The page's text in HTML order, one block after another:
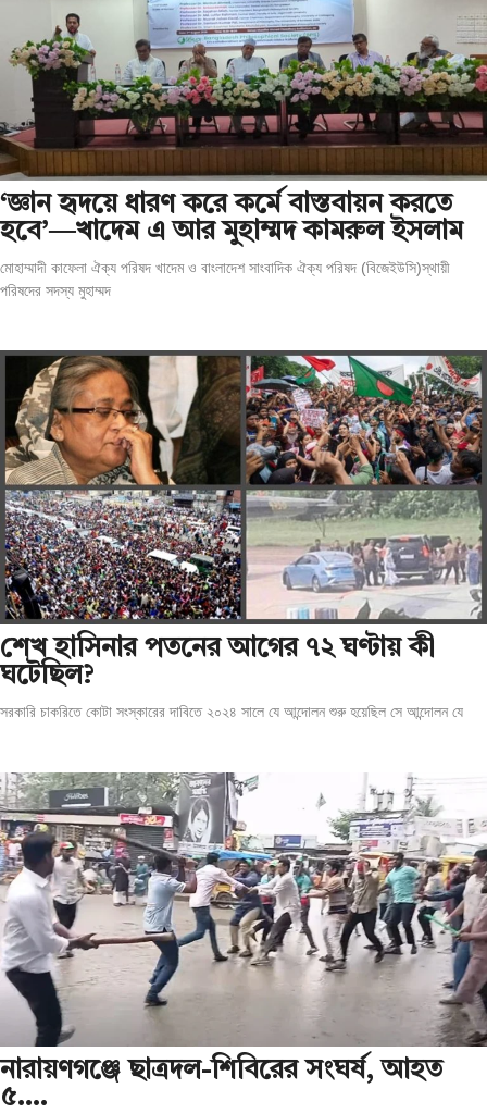
‘জ্ঞান হৃদয়ে ধারণ করে কর্মে বাস্তবায়ন করতে
হবে’—খাদেম এ আর মুহাম্মদ কামরুল ইসলাম
মোহাম্মাদী কাফেলা ঐক্য পরিষদ খাদেম ও বাংলাদেশ সাংবাদিক ঐক্য পরিষদ (বিজেইউসি)স্থায়ী
পরিষদের সদস্য মুহাম্মদ
শেখ হাসিনার পতনের আগের ৭২ ঘণ্টায় কী
ঘটেছিল?
সরকারি চাকরিতে কোটা সংস্কারের দাবিতে ২০২৪ সালে যে আন্দোলন শুরু হয়েছিল সে আন্দোলন যে
‎নারায়ণগঞ্জে ছাত্রদল-শিবিরের সংঘর্ষ, আহত
৫….